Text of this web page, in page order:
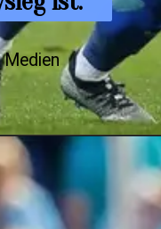
Medien